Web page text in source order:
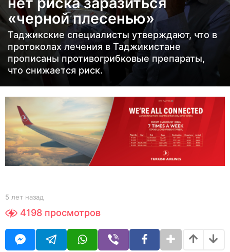
н
а
з
а
д
5
л
а
з
«черной плесенью»
Таджикские специалисты утверждают, что в
протоколах лечения в Таджикистане
прописаны противогрибковые препараты,
что снижается риск.
b
Y
O
R
5 лет назад
е
н
4198 просмотров